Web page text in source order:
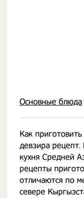
Основные блюда
Как
девзира рецепт.
кухня Средней
рецепты
отличаются по
севере